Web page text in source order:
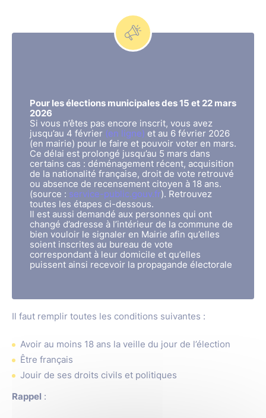
Pour les élections municipales des 15 et 22 mars
2026
Si vous n’êtes pas encore inscrit, vous avez
jusqu’au 4 février (en ligne) et au 6 février 2026
(en mairie) pour le faire et pouvoir voter en mars.
Ce délai est prolongé jusqu’au 5 mars dans
certains cas : déménagement récent, acquisition
de la nationalité française, droit de vote retrouvé
ou absence de recensement citoyen à 18 ans.
(source : service-public.gouv.fr). Retrouvez
toutes les étapes ci-dessous.
Il est aussi demandé aux personnes qui ont
changé d’adresse à l’intérieur de la commune de
bien vouloir le signaler en Mairie afin qu’elles
soient inscrites au bureau de vote
correspondant à leur domicile et qu’elles
puissent ainsi recevoir la propagande électorale
Il faut remplir toutes les conditions suivantes :
Avoir au moins 18 ans la veille du jour de l’élection
Être français
Jouir de ses droits civils et politiques
Rappel :